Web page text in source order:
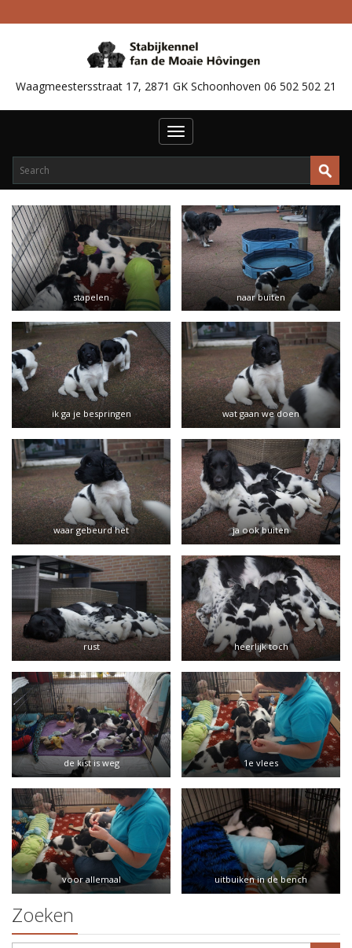
Waagmeestersstraat 17, 2871 GK Schoonhoven 06 502 502 21
Toggle
navigation
stapelen naar buiten
ik ga je bespringen wat gaan we doen
waar gebeurd het ja ook buiten
rust heerlijk toch
de kist is weg 1e vlees
voor allemaal uitbuiken in de bench
Zoeken